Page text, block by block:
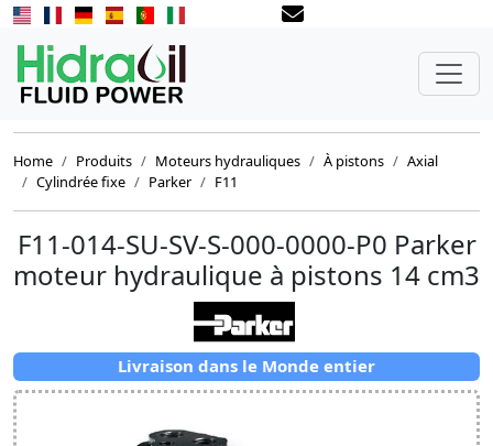
Home Produits Moteurs hydrauliques À pistons
Axial
Cylindrée fixe
Parker F11
F11-014-SU-SV-S-000-0000-P0 Parker
moteur hydraulique à pistons 14 cm3
Livraison dans le Monde entier